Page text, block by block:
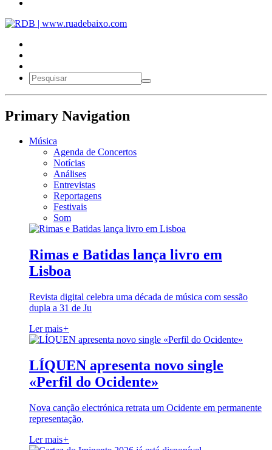
Primary Navigation
Música
Agenda de Concertos
Notícias
Análises
Entrevistas
Reportagens
Festivais
Som
Rimas e Batidas lança livro em
Lisboa
Revista digital celebra uma década de música com sessão
dupla a 31 de Ju
Ler mais+
LÍQUEN apresenta novo single
«Perfil do Ocidente»
Nova canção electrónica retrata um Ocidente em permanente
representação,
Ler mais+